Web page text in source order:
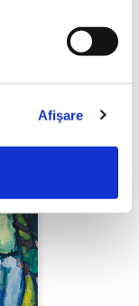
Afişare